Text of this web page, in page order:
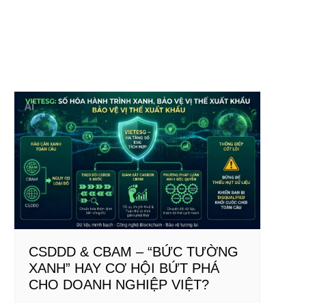
CSDDD & CBAM – “BỨC TƯỜNG
XANH” HAY CƠ HỘI BỨT PHÁ
CHO DOANH NGHIỆP VIỆT?